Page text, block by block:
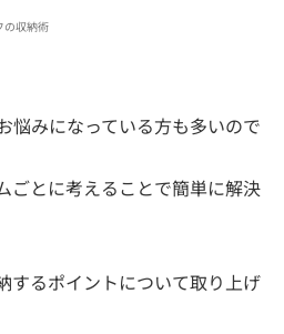
の収納術
悩みになっている方も多いので
ごとに考えることで簡単に解決
するポイントについて取り上げ